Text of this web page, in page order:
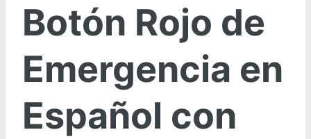
Botón Rojo de
Emergencia en
Español con